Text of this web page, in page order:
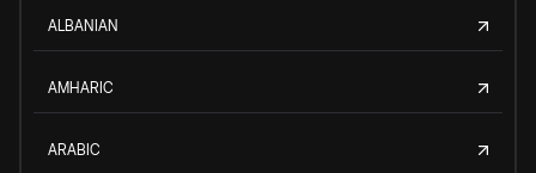
ALBANIAN
AMHARIC
ARABIC